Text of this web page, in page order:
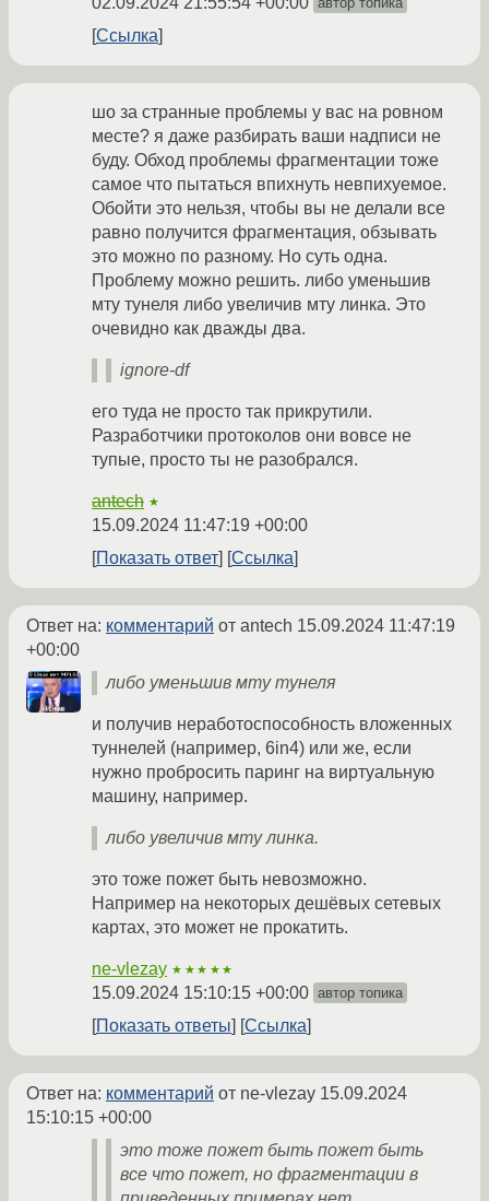
Ссылка
шо за странные проблемы у вас на ровном
месте? я даже разбирать ваши надписи не
буду. Обход проблемы фрагментации тоже
самое что пытаться впихнуть невпихуемое.
Обойти это нельзя, чтобы вы не делали все
равно получится фрагментация, обзывать
это можно по разному. Но суть одна.
Проблему можно решить. либо уменьшив
мту тунеля либо увеличив мту линка. Это
очевидно как дважды два.
ignore-df
его туда не просто так прикрутили.
Разработчики протоколов они вовсе не
тупые, просто ты не разобрался.
antech ★
15.09.2024 11:47:19 +00:00
Показать ответ
Ссылка
Ответ на: комментарий от antech 15.09.2024 11:47:19
+00:00
либо уменьшив мту тунеля
и получив неработоспособность вложенных
туннелей (например, 6in4) или же, если
нужно пробросить паринг на виртуальную
машину, например.
либо увеличив мту линка.
это тоже пожет быть невозможно.
Например на некоторых дешёвых сетевых
картах, это может не прокатить.
ne-vlezay ★★★★★
15.09.2024 15:10:15 +00:00 автор топика
Показать ответы Ссылка
Ответ на: комментарий от ne-vlezay 15.09.2024
15:10:15 +00:00
это тоже пожет быть пожет быть
все что пожет, но фрагментации в